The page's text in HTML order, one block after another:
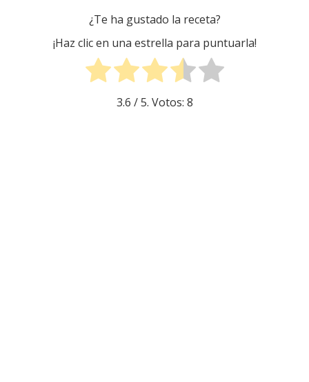
¿Te ha gustado la receta?
¡Haz clic en una estrella para puntuarla!
3.6 / 5. Votos: 8